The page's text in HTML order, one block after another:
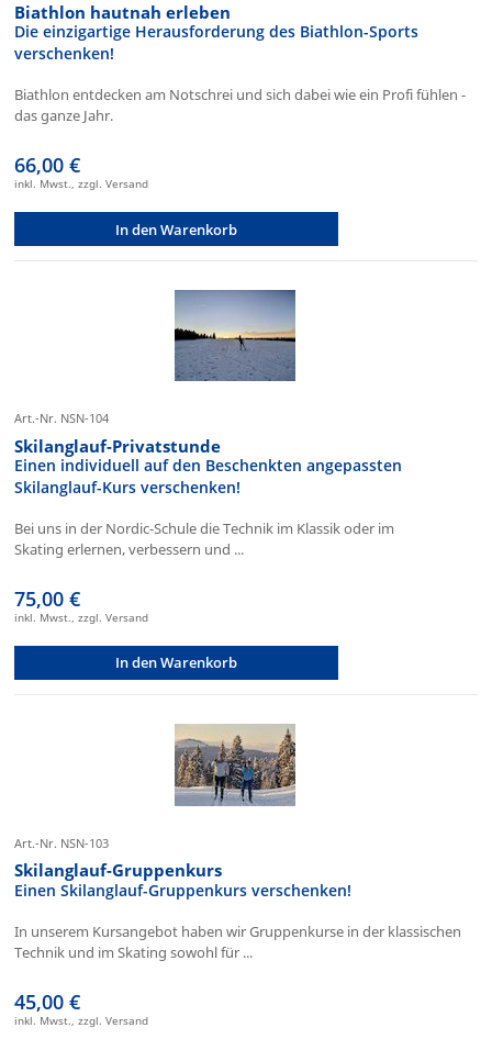
Biathlon hautnah erleben
Die einzigartige Herausforderung des Biathlon-Sports
verschenken!
Biathlon entdecken am Notschrei und sich dabei wie ein Profi fühlen -
das ganze Jahr.
66,00 €
inkl. Mwst., zzgl. Versand
In den Warenkorb
Art.-Nr. NSN-104
Skilanglauf-Privatstunde
Einen individuell auf den Beschenkten angepassten
Skilanglauf-Kurs verschenken!
Bei uns in der Nordic-Schule die Technik im Klassik oder im
Skating erlernen, verbessern und ...
75,00 €
inkl. Mwst., zzgl. Versand
In den Warenkorb
Art.-Nr. NSN-103
Skilanglauf-Gruppenkurs
Einen Skilanglauf-Gruppenkurs verschenken!
In unserem Kursangebot haben wir Gruppenkurse in der klassischen
Technik und im Skating sowohl für ...
45,00 €
inkl. Mwst., zzgl. Versand